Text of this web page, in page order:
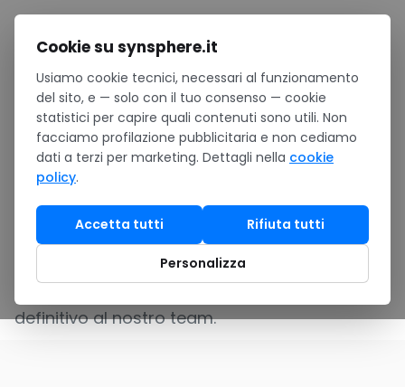
Salta al contenuto
Home / Software Software su misura Configuratore
Configura il tuo
software su misura
Scegli tecnologia, funzionalità e hosting: in
pochi secondi ottieni unrange di prezzo
definitivo al nostro team.
Cookie su synsphere.it
Usiamo cookie tecnici, necessari al funzionamento
del sito, e — solo con il tuo consenso — cookie
statistici per capire quali contenuti sono utili. Non
facciamo profilazione pubblicitaria e non cediamo
dati a terzi per marketing. Dettagli nella cookie
policy.
Accetta tutti Rifiuta tutti
Personalizza